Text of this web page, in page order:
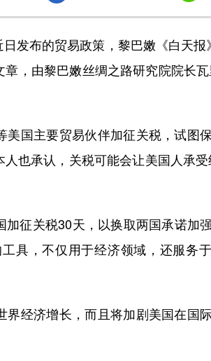
发布的贸易政策，黎巴嫩《白天报
，由黎巴嫩丝绸之路研究院院长瓦
国主要贸易伙伴加征关税，试图
也承认，关税可能会让美国人承受
征关税30天，以换取两国承诺加
具，不仅用于经济领域，还服务
经济增长，而且将加剧美国在国